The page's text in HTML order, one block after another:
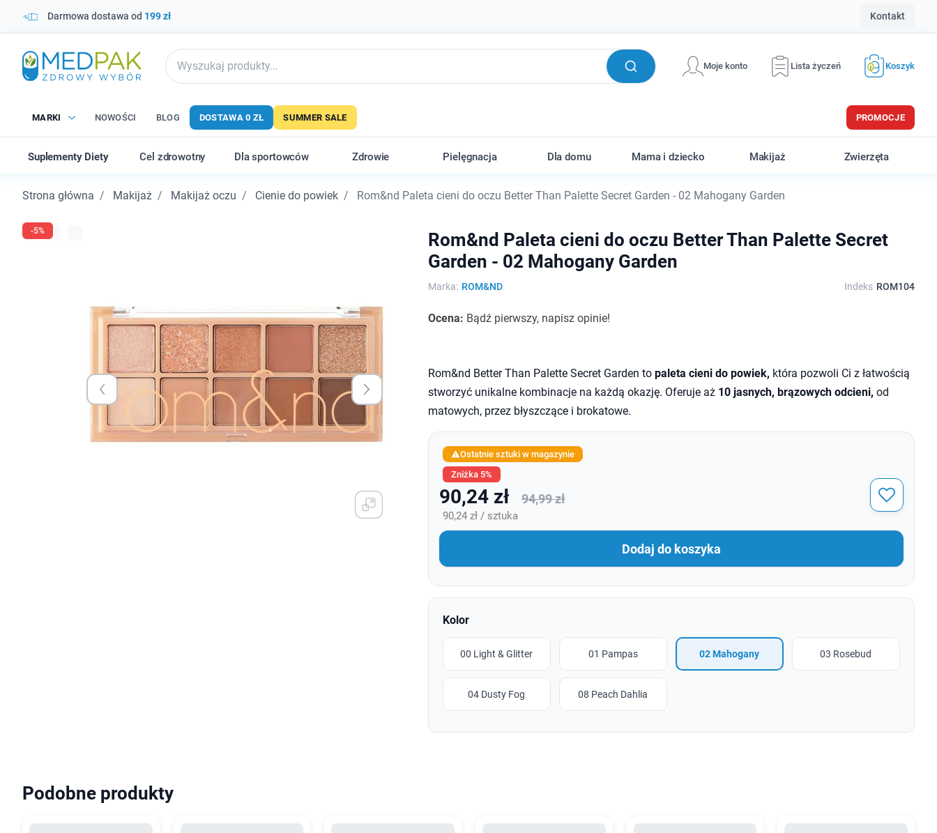
Darmowa dostawa od 199 zł Kontakt
Moje konto Lista życzeń Koszyk
MARKI NOWOŚCI BLOG DOSTAWA 0 ZŁ SUMMER SALE PROMOCJE
Suplementy Diety Cel zdrowotny Dla sportowców Zdrowie Pielęgnacja Dla domu Mama i dziecko Makijaż Zwierzęta
Strona główna Makijaż Makijaż oczu Cienie do powiek Rom&nd Paleta cieni do oczu Better Than Palette Secret Garden - 02 Mahogany Garden
-5%
Rom&nd Paleta cieni do oczu Better Than Palette Secret
Garden - 02 Mahogany Garden
Marka: ROM&ND Indeks ROM104
Ocena: Bądź pierwszy, napisz opinie!
Rom&nd Better Than Palette Secret Garden topaleta cieni do powiek, która pozwoli Ci z łatwością
stworzyć unikalne kombinacje na każdą okazję. Oferuje aż 10 jasnych, brązowych odcieni, od
matowych, przez błyszczące i brokatowe.
Ostatnie sztuki w magazynie
Zniżka 5%
90,24 zł 94,99 zł
90,24 zł / sztuka
Dodaj do koszyka
Kolor
00 Light & Glitter 01 Pampas 02 Mahogany 03 Rosebud
04 Dusty Fog 08 Peach Dahlia
Podobne produkty